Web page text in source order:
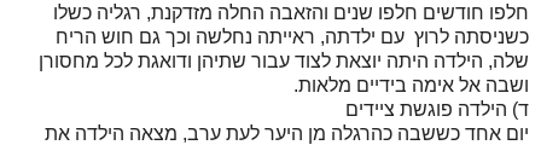
חלפו חודשים חלפו שנים והזאבה החלה מזדקנת, רגליה כשלו
כשניסתה לרוץ עם ילדתה, ראייתה נחלשה וכך גם חוש הריח
שלה, הילדה היתה יוצאת לצוד עבור שתיהן ודואגת לכל מחסורן
ושבה אל אימה בידיים מלאות.
ד) הילדה פוגשת ציידים
יום אחד כששבה כהרגלה מן היער לעת ערב, מצאה הילדה את